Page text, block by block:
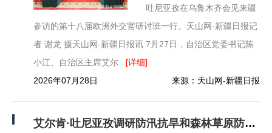
吐尼亚孜在乌鲁木齐会见来疆
参访的第十八届欧洲外交官研讨班一行。天山网-新疆日报记
者 谢龙 摄天山网-新疆日报讯 7月27日，自治区党委书记陈
小江、自治区主席艾尔... [详细]
2026年07月28日
来源：天山网-新疆日报
艾尔肯·吐尼亚孜调研防汛抗旱和森林草原防灭火工作 以“时时放心不下”的责任担当守住安全底线